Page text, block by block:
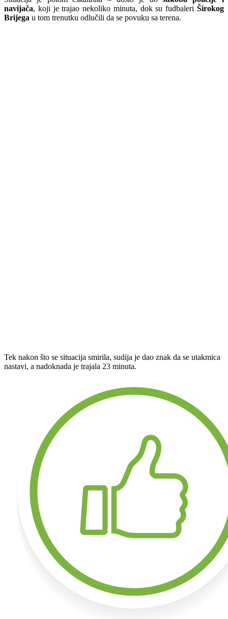
navijača, koji je trajao nekoliko minuta, dok su fudbaleri Širokog
Brijega u tom trenutku odlučili da se povuku sa terena.
Tek nakon što se situacija smirila, sudija je dao znak da se utakmica
nastavi, a nadoknada je trajala 23 minuta.